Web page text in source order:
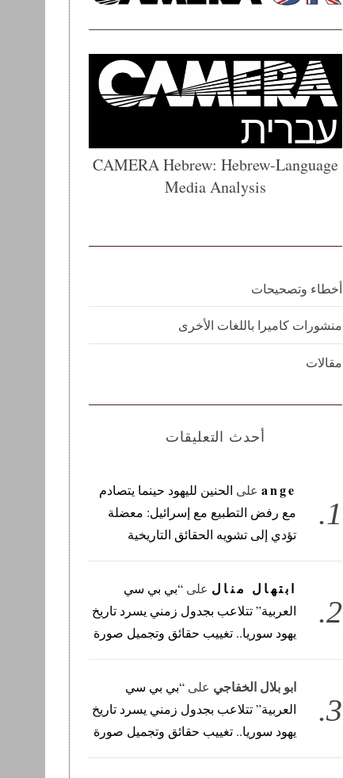
CAMERA Hebrew: Hebrew-Language
Media Analysis
أخطاء وتصحيحات
منشورات كاميرا باللغات الأخرى
مقالات
أحدث التعليقات
ange على الحنين لليهود حينما يتصادم
مع رفض التطبيع مع إسرائيل: معضلة
تؤدي إلى تشويه الحقائق التاريخية
ابتهال منال على “بي بي سي
العربية” تتلاعب بجدول زمني يسرد تاريخ
يهود سوريا.. تغييب حقائق وتجميل صورة
ابو بلال الخفاجي على “بي بي سي
العربية” تتلاعب بجدول زمني يسرد تاريخ
يهود سوريا.. تغييب حقائق وتجميل صورة